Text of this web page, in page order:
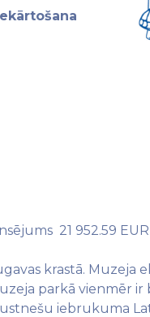
21 952.59 EUR
krastā.
parkā vienmēr ir
iebrukuma